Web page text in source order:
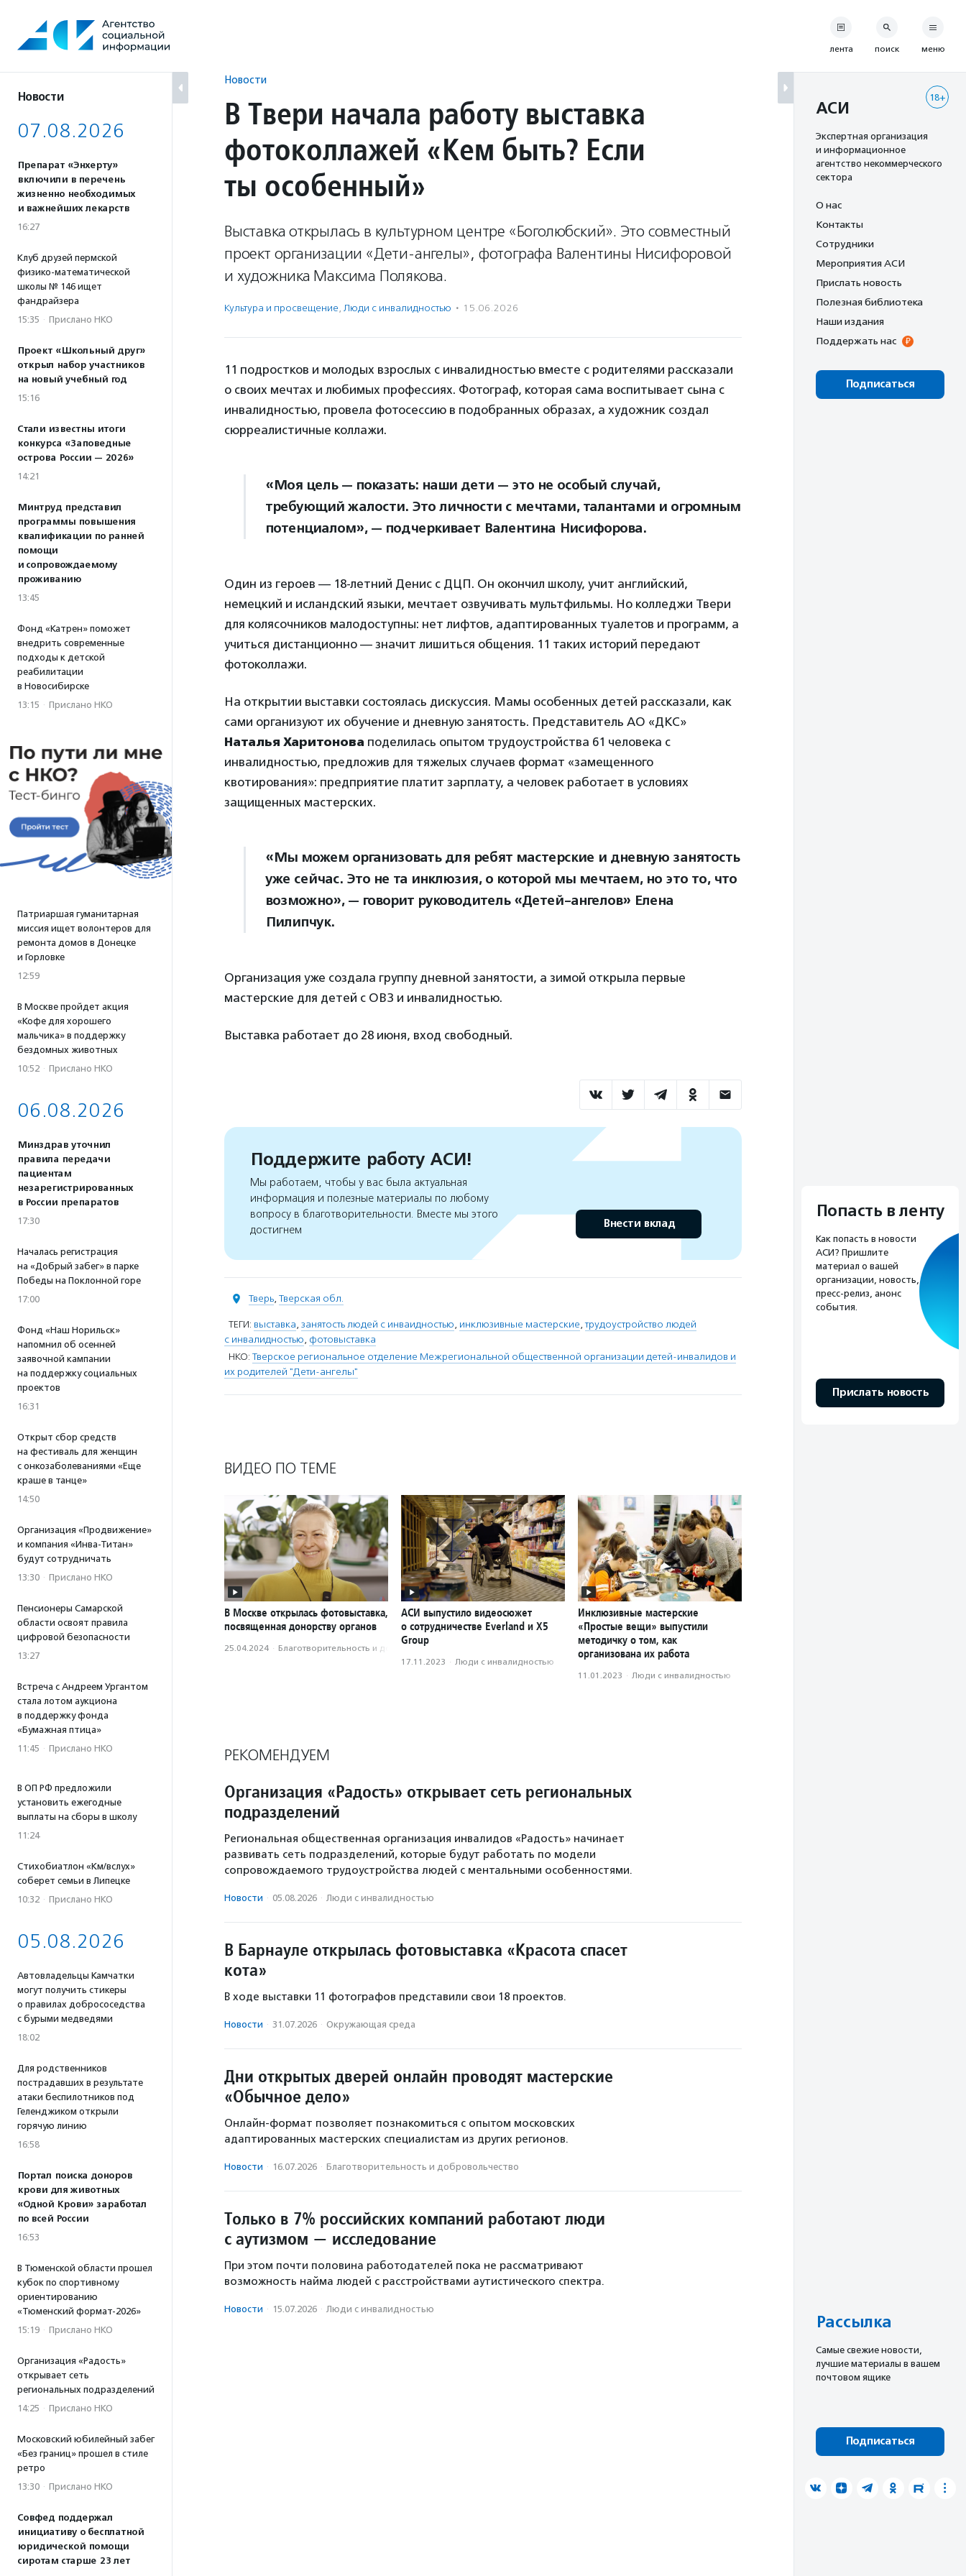
содержанию
Новости
07.08.2026
Препарат «Энхерту»
включили в перечень
жизненно необходимых
и важнейших лекарств
16:27
Клуб друзей пермской
физико-математической
школы № 146 ищет
фандрайзера
15:35 · Прислано НКО
Проект «Школьный друг»
открыл набор участников
на новый учебный год
15:16
Стали известны итоги
конкурса «Заповедные
острова России — 2026»
14:21
Минтруд представил
программы повышения
квалификации по ранней
помощи
и сопровождаемому
проживанию
13:45
Фонд «Катрен» поможет
внедрить современные
подходы к детской
реабилитации
в Новосибирске
13:15 · Прислано НКО
Патриаршая гуманитарная
миссия ищет волонтеров для
ремонта домов в Донецке
и Горловке
12:59
В Москве пройдет акция
«Кофе для хорошего
мальчика» в поддержку
бездомных животных
10:52 · Прислано НКО
06.08.2026
Минздрав уточнил
правила передачи
пациентам
незарегистрированных
в России препаратов
17:30
Началась регистрация
на «Добрый забег» в парке
Победы на Поклонной горе
17:00
Фонд «Наш Норильск»
напомнил об осенней
заявочной кампании
на поддержку социальных
проектов
16:31
Открыт сбор средств
на фестиваль для женщин
с онкозаболеваниями «Еще
краше в танце»
14:50
Организация «Продвижение»
и компания «Инва-Титан»
будут сотрудничать
13:30 · Прислано НКО
Пенсионеры Самарской
области освоят правила
цифровой безопасности
13:27
Встреча с Андреем Ургантом
стала лотом аукциона
в поддержку фонда
«Бумажная птица»
11:45 · Прислано НКО
В ОП РФ предложили
установить ежегодные
выплаты на сборы в школу
11:24
Стихобиатлон «Км/вслух»
соберет семьи в Липецке
10:32 · Прислано НКО
05.08.2026
Автовладельцы Камчатки
могут получить стикеры
о правилах добрососедства
с бурыми медведями
18:02
Для родственников
пострадавших в результате
атаки беспилотников под
Геленджиком открыли
горячую линию
16:58
Портал поиска доноров
крови для животных
«Одной Крови» заработал
по всей России
16:53
В Тюменской области прошел
кубок по спортивному
ориентированию
«Тюменский формат-2026»
15:19 · Прислано НКО
Организация «Радость»
открывает сеть
региональных подразделений
14:25 · Прислано НКО
Московский юбилейный забег
«Без границ» прошел в стиле
ретро
13:30 · Прислано НКО
Совфед поддержал
инициативу о бесплатной
юридической помощи
сиротам старше 23 лет
Новости
В Твери начала работу выставка
фотоколлажей «Кем быть? Если
ты особенный»
Выставка открылась в культурном центре «Боголюбский». Это совместный
проект организации «Дети-ангелы», фотографа Валентины Нисифоровой
и художника Максима Полякова.
Культура и просвещение, Люди с инвалидностью · 15.06.2026
11 подростков и молодых взрослых с инвалидностью вместе с родителями рассказали
о своих мечтах и любимых профессиях. Фотограф, которая сама воспитывает сына с
инвалидностью, провела фотосессию в подобранных образах, а художник создал
сюрреалистичные коллажи.
«Моя цель — показать: наши дети — это не особый случай,
требующий жалости. Это личности с мечтами, талантами и огромным
потенциалом», — подчеркивает Валентина Нисифорова.
Один из героев — 18-летний Денис с ДЦП. Он окончил школу, учит английский,
немецкий и исландский языки, мечтает озвучивать мультфильмы. Но колледжи Твери
для колясочников малодоступны: нет лифтов, адаптированных туалетов и программ, а
учиться дистанционно — значит лишиться общения. 11 таких историй передают
фотоколлажи.
На открытии выставки состоялась дискуссия. Мамы особенных детей рассказали, как
сами организуют их обучение и дневную занятость. Представитель АО «ДКС»
Наталья Харитонова поделилась опытом трудоустройства 61 человека с
инвалидностью, предложив для тяжелых случаев формат «замещенного
квотирования»: предприятие платит зарплату, а человек работает в условиях
защищенных мастерских.
«Мы можем организовать для ребят мастерские и дневную занятость
уже сейчас. Это не та инклюзия, о которой мы мечтаем, но это то, что
возможно», — говорит руководитель «Детей-ангелов» Елена
Пилипчук.
Организация уже создала группу дневной занятости, а зимой открыла первые
мастерские для детей с ОВЗ и инвалидностью.
Выставка работает до 28 июня, вход свободный.
Поддержите работу АСИ!
Мы работаем, чтобы у вас была актуальная
информация и полезные материалы по любому
вопросу в благотворительности. Вместе мы этого
достигнем
Внести вклад
Тверь, Тверская обл.
ТЕГИ: выставка, занятость людей с инваидностью, инклюзивные мастерские,трудоустройство людей
с инвалидностью, фотовыставка
НКО: Тверское региональное отделение Межрегиональной общественной организации детей-инвалидов и
их родителей "Дети-ангелы"
ВИДЕО ПО ТЕМЕ
В Москве открылась фотовыставка,
посвященная донорству органов
25.04.2024 · Благотвори­тель­ность и доброволь­чест­во
АСИ выпустило видеосюжет
о сотрудничестве Everland и X5
Group
17.11.2023 · Люди с инвалидностью
Инклюзивные мастерские
«Простые вещи» выпустили
методичку о том, как
организована их работа
11.01.2023 · Люди с инвалидностью
РЕКОМЕНДУЕМ
Организация «Радость» открывает сеть региональных
подразделений
Региональная общественная организация инвалидов «Радость» начинает
развивать сеть подразделений, которые будут работать по модели
сопровождаемого трудоустройства людей с ментальными особенностями.
Новости · 05.08.2026 · Люди с инвалидностью
В Барнауле открылась фотовыставка «Красота спасет
кота»
В ходе выставки 11 фотографов представили свои 18 проектов.
Новости · 31.07.2026 · Окружающая среда
Дни открытых дверей онлайн проводят мастерские
«Обычное дело»
Онлайн-формат позволяет познакомиться с опытом московских
адаптированных мастерских специалистам из других регионов.
Новости · 16.07.2026 · Благотвори­тель­ность и доброволь­чест­во
Только в 7% российских компаний работают люди
с аутизмом — исследование
При этом почти половина работодателей пока не рассматривают
возможность найма людей с расстройствами аутистического спектра.
Новости · 15.07.2026 · Люди с инвалидностью
лента поиск меню
18+
АСИ
Экспертная организация
и информационное
агентство некоммерческого
сектора
О нас
Контакты
Сотрудники
Мероприятия АСИ
Прислать новость
Полезная библиотека
Наши издания
Поддержать нас
Подписаться
Попасть в ленту
Как попасть в новости
АСИ? Пришлите
материал о вашей
организации, новость,
пресс-релиз, анонс
события.
Прислать новость
Рассылка
Cамые свежие новости,
лучшие материалы в вашем
почтовом ящике
Подписаться